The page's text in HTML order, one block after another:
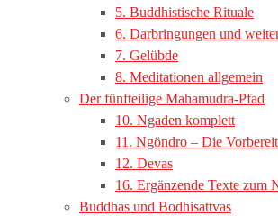
5. Buddhistische Rituale
6. Darbringungen und
7. Gelübde
8. Meditationen allgemein
Der fünfteilige Mahamudra-Pfad
10. Ngaden komplett
11. Ngöndro – Die
12. Devas
16. Ergänzende Texte zum
Buddhas und Bodhisattvas